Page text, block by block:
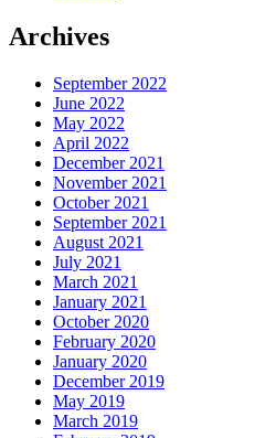
Archives
September 2022
June 2022
May 2022
April 2022
December 2021
November 2021
October 2021
September 2021
August 2021
July 2021
March 2021
January 2021
October 2020
February 2020
January 2020
December 2019
May 2019
March 2019